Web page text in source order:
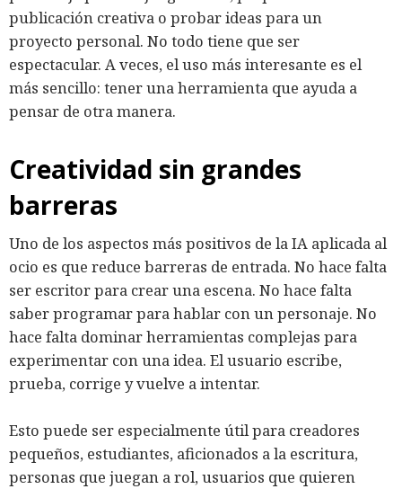
publicación creativa o probar ideas para un
proyecto personal. No todo tiene que ser
espectacular. A veces, el uso más interesante es el
más sencillo: tener una herramienta que ayuda a
pensar de otra manera.
Creatividad sin grandes
barreras
Uno de los aspectos más positivos de la IA aplicada al
ocio es que reduce barreras de entrada. No hace falta
ser escritor para crear una escena. No hace falta
saber programar para hablar con un personaje. No
hace falta dominar herramientas complejas para
experimentar con una idea. El usuario escribe,
prueba, corrige y vuelve a intentar.
Esto puede ser especialmente útil para creadores
pequeños, estudiantes, aficionados a la escritura,
personas que juegan a rol, usuarios que quieren